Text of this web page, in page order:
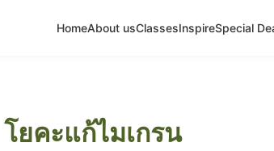
HomeAbout usClassesInspireSpecial
โยคะแก้ไมเกรน